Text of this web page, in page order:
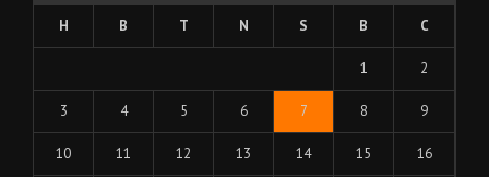
H B T N S B C
1 2
3 4 5 6 7 8 9
10 11 12 13 14 15 16